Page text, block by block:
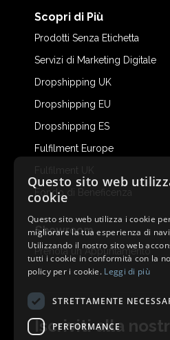
Scopri di Più
Prodotti Senza Etichetta
Servizi di Marketing Digitale
Dropshipping UK
Dropshipping EU
Dropshipping ES
Fulfilment Europe
Fulfilment UK
Fondo di Beneficenza
Showroom
Prenota un Appuntamento
Iscriviti alla
Questo sito web
cookie
Questo sito web utilizza i cookie
migliorare la tua esperienza di
Utilizzando il nostro sito web
tutti i cookie in conformità con la
policy per i cookie. Leggi di più
STRETTAMENTE
PERFORMANCE